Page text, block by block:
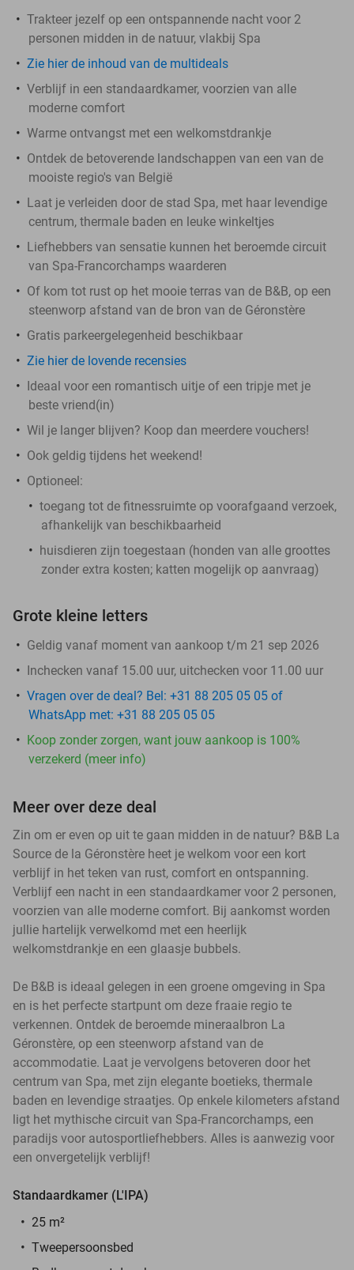
Trakteer jezelf op een ontspannende nacht voor 2
personen midden in de natuur, vlakbij Spa
Zie hier de inhoud van de multideals
Verblijf in een standaardkamer, voorzien van alle
moderne comfort
Warme ontvangst met een welkomstdrankje
Ontdek de betoverende landschappen van een van de
mooiste regio's van België
Laat je verleiden door de stad Spa, met haar levendige
centrum, thermale baden en leuke winkeltjes
Liefhebbers van sensatie kunnen het beroemde circuit
van Spa-Francorchamps waarderen
Of kom tot rust op het mooie terras van de B&B, op een
steenworp afstand van de bron van de Géronstère
Gratis parkeergelegenheid beschikbaar
Zie hier de lovende recensies
Ideaal voor een romantisch uitje of een tripje met je
beste vriend(in)
Wil je langer blijven? Koop dan meerdere vouchers!
Ook geldig tijdens het weekend!
Optioneel:
toegang tot de fitnessruimte op voorafgaand verzoek,
afhankelijk van beschikbaarheid
huisdieren zijn toegestaan (honden van alle groottes
zonder extra kosten; katten mogelijk op aanvraag)
Grote kleine letters
Geldig vanaf moment van aankoop t/m 21 sep 2026
Inchecken vanaf 15.00 uur, uitchecken voor 11.00 uur
Vragen over de deal? Bel: +31 88 205 05 05 of
WhatsApp met: +31 88 205 05 05
Koop zonder zorgen, want jouw aankoop is 100%
verzekerd (meer info)
Meer over deze deal
Zin om er even op uit te gaan midden in de natuur? B&B La
Source de la Géronstère heet je welkom voor een kort
verblijf in het teken van rust, comfort en ontspanning.
Verblijf een nacht in een standaardkamer voor 2 personen,
voorzien van alle moderne comfort. Bij aankomst worden
jullie hartelijk verwelkomd met een heerlijk
welkomstdrankje en een glaasje bubbels.
De B&B is ideaal gelegen in een groene omgeving in Spa
en is het perfecte startpunt om deze fraaie regio te
verkennen. Ontdek de beroemde mineraalbron La
Géronstère, op een steenworp afstand van de
accommodatie. Laat je vervolgens betoveren door het
centrum van Spa, met zijn elegante boetieks, thermale
baden en levendige straatjes. Op enkele kilometers afstand
ligt het mythische circuit van Spa-Francorchamps, een
paradijs voor autosportliefhebbers. Alles is aanwezig voor
een onvergetelijk verblijf!
Standaardkamer (L'IPA)
25 m²
Tweepersoonsbed